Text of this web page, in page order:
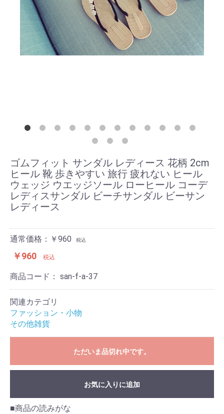
ゴムフィット サンダル レディース 花柄 2cm
ヒール 靴 歩きやすい 旅行 疲れない ヒール
ウェッジ ウエッジソール ローヒール コーデ
レディスサンダル ビーチサンダル ビーサン
レディース
通常価格：￥960 税込
￥960 税込
商品コード： san-f-a-37
関連カテゴリ
ファッション・小物
その他雑貨
ただいま品切れ中です。
お気に入りに追加
■商品の読みがな